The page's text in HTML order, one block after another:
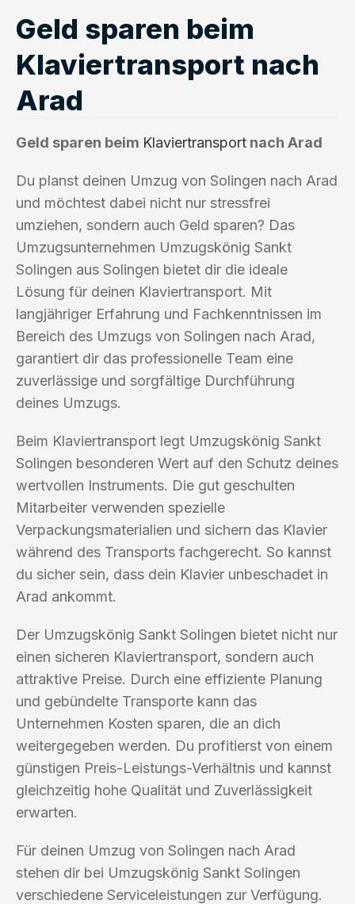
Geld sparen beim
Klaviertransport nach
Arad
Geld sparen beim Klaviertransport nach Arad
Du planst deinen Umzug von Solingen nach Arad
und möchtest dabei nicht nur stressfrei
umziehen, sondern auch Geld sparen? Das
Umzugsunternehmen Umzugskönig Sankt
Solingen aus Solingen bietet dir die ideale
Lösung für deinen Klaviertransport. Mit
langjähriger Erfahrung und Fachkenntnissen im
Bereich des Umzugs von Solingen nach Arad,
garantiert dir das professionelle Team eine
zuverlässige und sorgfältige Durchführung
deines Umzugs.
Beim Klaviertransport legt Umzugskönig Sankt
Solingen besonderen Wert auf den Schutz deines
wertvollen Instruments. Die gut geschulten
Mitarbeiter verwenden spezielle
Verpackungsmaterialien und sichern das Klavier
während des Transports fachgerecht. So kannst
du sicher sein, dass dein Klavier unbeschadet in
Arad ankommt.
Der Umzugskönig Sankt Solingen bietet nicht nur
einen sicheren Klaviertransport, sondern auch
attraktive Preise. Durch eine effiziente Planung
und gebündelte Transporte kann das
Unternehmen Kosten sparen, die an dich
weitergegeben werden. Du profitierst von einem
günstigen Preis-Leistungs-Verhältnis und kannst
gleichzeitig hohe Qualität und Zuverlässigkeit
erwarten.
Für deinen Umzug von Solingen nach Arad
stehen dir bei Umzugskönig Sankt Solingen
verschiedene Serviceleistungen zur Verfügung.